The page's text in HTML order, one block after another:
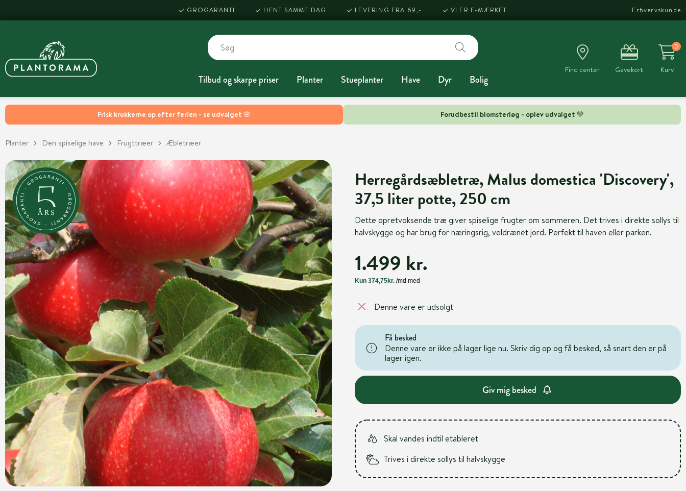
Frisk krukkerne op efter ferien - se udvalget 🌸 Forudbestil blomsterløg - oplev udvalget 💚
GROGARANTI HENT SAMME DAG LEVERING FRA 69,- VI ER E-MÆRKET Erhvervskunde
Tilbud og skarpe priser Planter Stueplanter Have Dyr Bolig
Find center Gavekort
0
Kurv
Planter Den spiselige have Frugttræer Æbletræer
Herregårdsæbletræ, Malus domestica 'Discovery',
37,5 liter potte, 250 cm
Dette opretvoksende træ giver spiselige frugter om sommeren. Det trives i direkte sollys til
halvskygge og har brug for næringsrig, veldrænet jord. Perfekt til haven eller parken.
1.499 kr.
Denne vare er udsolgt
Få besked
Denne vare er ikke på lager lige nu. Skriv dig op og få besked, så snart den er på
lager igen.
Giv mig besked
Skal vandes indtil etableret
Trives i direkte sollys til halvskygge